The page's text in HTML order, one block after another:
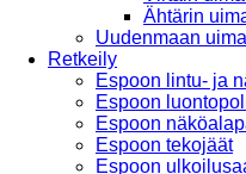
Ähtärin
Uudenmaan
Retkeily
Espoon lintu- ja
Espoon
Espoon
Espoon tekojäät
Espoon